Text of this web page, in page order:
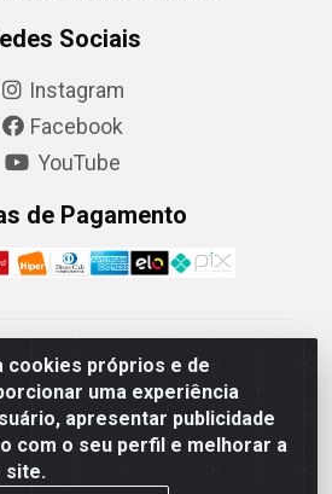
cookies próprios e de
uma experiência
apresentar publicidade
com o seu perfil e melhorar a
site.
Sociais
Instagram
Facebook
YouTube
de Pagamento
Ltda - Avenida Conego Luiz W
Residencial do Arroio Duro,
- CEP 96.789-102 - CNPJ
0001-26